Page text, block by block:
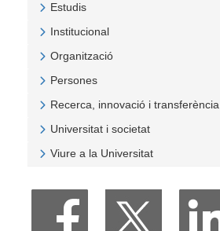
Estudis
Institucional
Organització
Persones
Recerca, innovació i transferència
Universitat i societat
Viure a la Universitat